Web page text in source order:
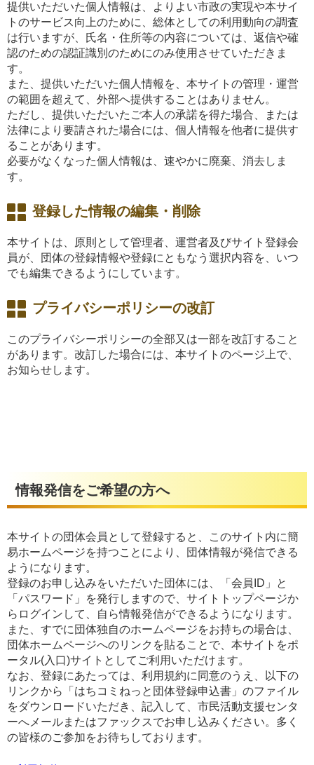
提供いただいた個人情報は、よりよい市政の実現や本サイ
トのサービス向上のために、総体としての利用動向の調査
は行いますが、氏名・住所等の内容については、返信や確
認のための認証識別のためにのみ使用させていただきま
す。
また、提供いただいた個人情報を、本サイトの管理・運営
の範囲を超えて、外部へ提供することはありません。
ただし、提供いただいたご本人の承諾を得た場合、または
法律により要請された場合には、個人情報を他者に提供す
ることがあります。
必要がなくなった個人情報は、速やかに廃棄、消去しま
す。
登録した情報の編集・削除
本サイトは、原則として管理者、運営者及びサイト登録会
員が、団体の登録情報や登録にともなう選択内容を、いつ
でも編集できるようにしています。
プライバシーポリシーの改訂
このプライバシーポリシーの全部又は一部を改訂すること
があります。改訂した場合には、本サイトのページ上で、
お知らせします。
情報発信をご希望の方へ
本サイトの団体会員として登録すると、このサイト内に簡
易ホームページを持つことにより、団体情報が発信できる
ようになります。
登録のお申し込みをいただいた団体には、「会員ID」と
「パスワード」を発行しますので、サイトトップページか
らログインして、自ら情報発信ができるようになります。
また、すでに団体独自のホームページをお持ちの場合は、
団体ホームページへのリンクを貼ることで、本サイトをポ
ータル(入口)サイトとしてご利用いただけます。
なお、登録にあたっては、利用規約に同意のうえ、以下の
リンクから「はちコミねっと団体登録申込書」のファイル
をダウンロードいただき、記入して、市民活動支援センタ
ーへメールまたはファックスでお申し込みください。多く
の皆様のご参加をお待ちしております。